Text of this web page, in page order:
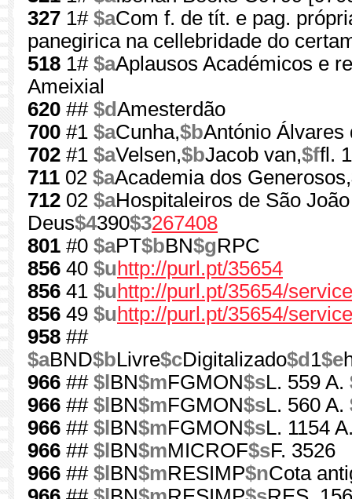
327 1# $aCom f. de tít. e pag.
panegirica na cellebridade do
518 1# $aAplausos Académicos e
Ameixial
620 ## $dAmesterdão
700 #1 $aCunha,$bAntónio Álvares
702 #1 $aVelsen,$bJacob van,$ffl.
711 02 $aAcademia dos Generosos,
712 02 $aHospitaleiros de São
Deus$4390$3267408
801 #0 $aPT$bBN$gRPC
856 40 $u http://purl.pt/35654
856 41 $u http://purl.pt/35654/
856 49 $u http://purl.pt/35654/
958 ##
$aBND$bLivre$cDigitalizado$d 1$e
966 ## $l BN$mFGMON$sL. 559 A.
966 ## $l BN$mFGMON$sL. 560 A.
966 ## $l BN$mFGMON$sL. 1154
966 ## $l BN$mMICROF$sF. 3526
966 ## $l BN$mRESIMP$nCota